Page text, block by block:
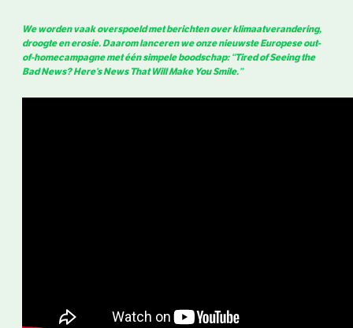
We worden vaak overspoeld met berichten over klimaatverandering,
droogte en erosie. Daarom lanceren we onze nieuwste Europese out-
of-homecampagne met één simpele boodschap: “Tired of Seeing the
Bad News? Here’s News That Will Make You Smile.”